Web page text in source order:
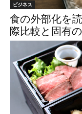
ビジネス
食の外部化を
際比較と固有